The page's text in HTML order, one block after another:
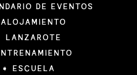
DE EVENTOS
ALOJAMIENTO
LANZAROTE
➧ ESCUELA